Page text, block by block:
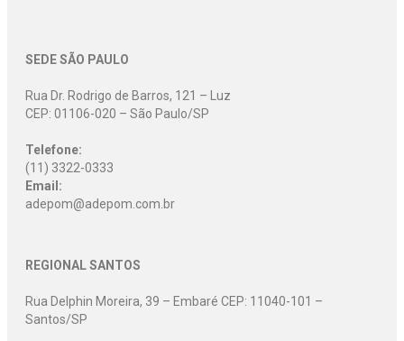
SEDE SÃO PAULO
Rua Dr. Rodrigo de Barros, 121 – Luz
CEP: 01106-020 – São Paulo/SP
Telefone:
(11) 3322-0333
Email:
adepom@adepom.com.br
REGIONAL SANTOS
Rua Delphin Moreira, 39 – Embaré CEP: 11040-101 –
Santos/SP